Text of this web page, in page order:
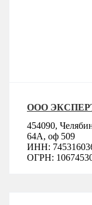
ООО
454090,
64А, оф 509
ИНН:
ОГРН: